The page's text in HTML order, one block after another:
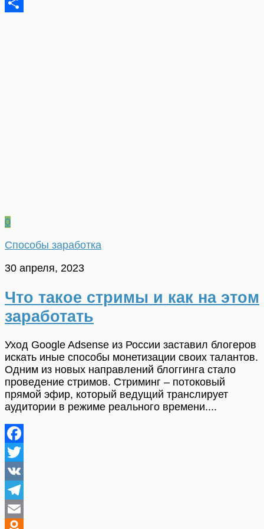
Tumblr
0
Способы заработка
30 апреля, 2023
Что такое стримы и как на этом
заработать
Уход Google Adsense из России заставил блогеров
искать иные способы монетизации своих талантов.
Одним из новых направлений блоггинга стало
проведение стримов. Стриминг – потоковый
прямой эфир, который ведущий транслирует
аудитории в режиме реального времени....
Facebook
Twitter
VK
Telegram